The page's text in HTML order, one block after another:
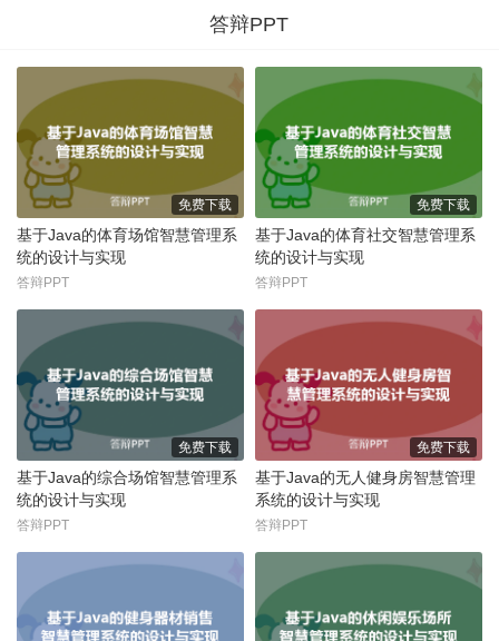
答辩PPT
免费下载
基于Java的体育场馆智慧管理系
统的设计与实现
答辩PPT
免费下载
基于Java的体育社交智慧管理系
统的设计与实现
答辩PPT
免费下载
基于Java的综合场馆智慧管理系
统的设计与实现
答辩PPT
免费下载
基于Java的无人健身房智慧管理
系统的设计与实现
答辩PPT